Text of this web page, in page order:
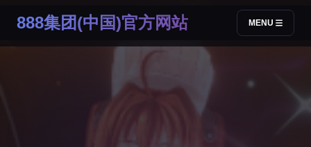
888集团(中国)官方网站 MENU